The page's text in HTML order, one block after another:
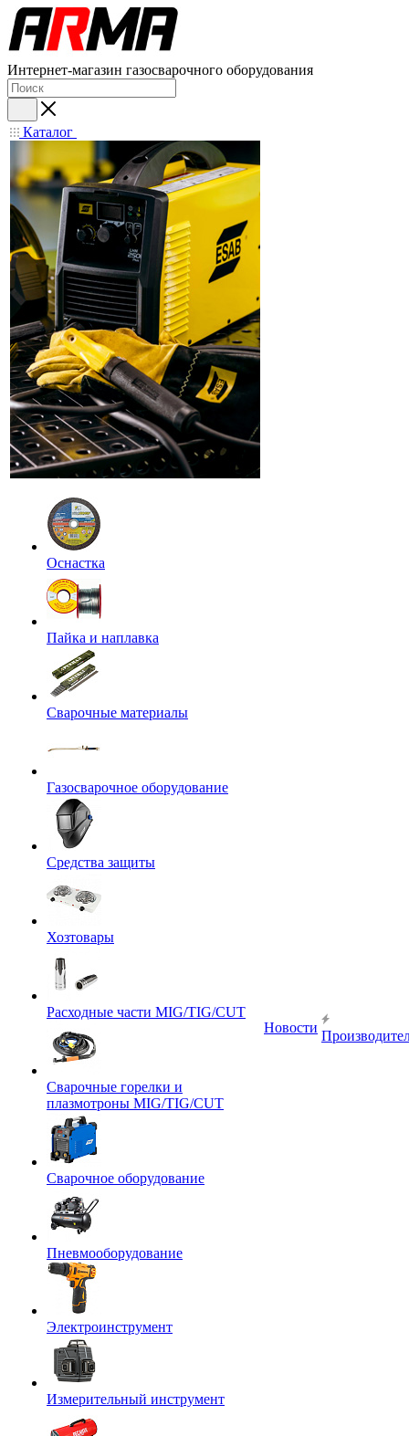
Интернет-магазин газосварочного оборудования
Каталог
Оснастка
Пайка и наплавка
Сварочные материалы
Газосварочное оборудование
Средства защиты
Хозтовары
Расходные части MIG/TIG/CUT
Сварочные горелки и
плазмотроны MIG/TIG/CUT
Сварочное оборудование
Пневмооборудование
Электроинструмент
Измерительный инструмент
Новости